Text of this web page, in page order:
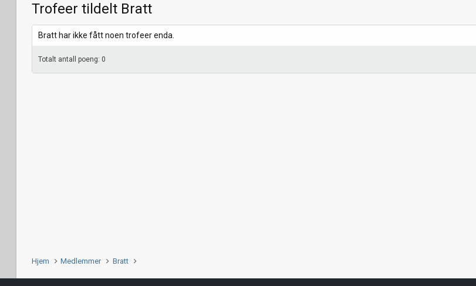
Trofeer tildelt Bratt
Bratt har ikke fått noen trofeer enda.
Totalt antall poeng: 0
Hjem Medlemmer Bratt